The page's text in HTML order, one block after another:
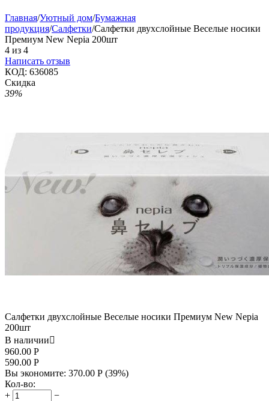
Главная/Уютный дом/Бумажная
продукция/Салфетки/Салфетки двухслойные Веселые носики
Премиум New Nepia 200шт
4 из 4
Написать отзыв
КОД: 636085
Скидка
39%
Салфетки двухслойные Веселые носики Премиум New Nepia
200шт
В наличии
960.00 Р
590.00 Р
Вы экономите: 370.00 Р (39%)
Кол-во:
+
−